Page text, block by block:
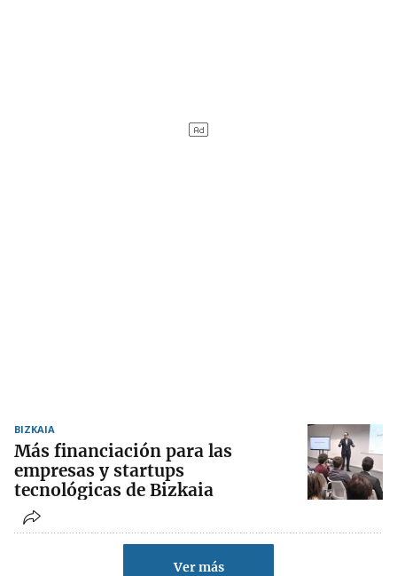
BIZKAIA
Más financiación para las
empresas y startups
tecnológicas de Bizkaia
Ver más